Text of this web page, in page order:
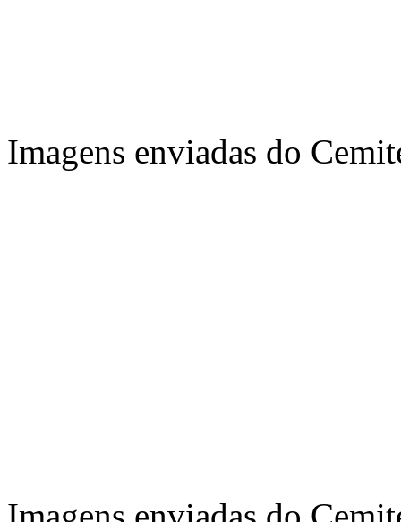
Imagens enviadas do